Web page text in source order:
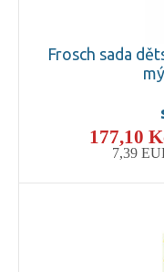
Frosch sada
177,10
7,39